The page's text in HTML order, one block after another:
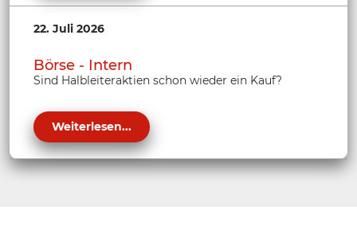
22. Juli 2026
Börse - Intern
Sind Halbleiteraktien schon wieder ein Kauf?
Weiterlesen...